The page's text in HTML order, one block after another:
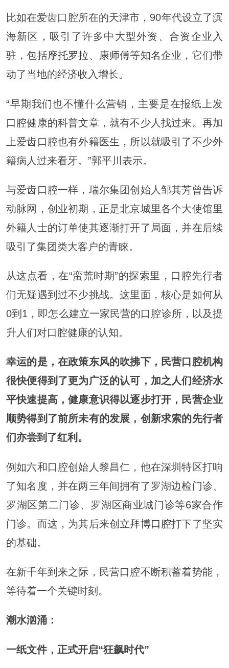
比如在爱齿口腔所在的天津市，90年代设立了滨
海新区，吸引了许多中大型外资、合资企业入
驻，包括摩托罗拉、康师傅等知名企业，它们带
动了当地的经济收入增长。
“早期我们也不懂什么营销，主要是在报纸上发
口腔健康的科普文章，就有不少人找过来。再加
上爱齿口腔也有外籍医生，所以就吸引了不少外
籍病人过来看牙。”郭平川表示。
与爱齿口腔一样，瑞尔集团创始人邹其芳曾告诉
动脉网，创业初期，正是北京城里各个大使馆里
外籍人士的订单使其逐渐打开了局面，并在后续
吸引了集团类大客户的青睐。
从这点看，在“蛮荒时期”的探索里，口腔先行者
们无疑遇到过不少挑战。这里面，核心是如何从
0到1，即怎么建立一家民营的口腔诊所，以及提
升人们对口腔健康的认知。
幸运的是，在政策东风的吹拂下，民营口腔机构
很快便得到了更为广泛的认可，加之人们经济水
平快速提高，健康意识得以逐步打开，民营企业
顺势得到了前所未有的发展，创新求索的先行者
们亦尝到了红利。
例如六和口腔创始人黎昌仁，他在深圳特区打响
了知名度，并在两三年间拥有了罗湖边检门诊、
罗湖区第二门诊、罗湖区商业城门诊等6家合作
门诊。而这，为其后来创立拜博口腔打下了坚实
的基础。
在新千年到来之际，民营口腔不断积蓄着势能，
等待着一个关键时刻。
潮水汹涌：
一纸文件，正式开启“狂飙时代”